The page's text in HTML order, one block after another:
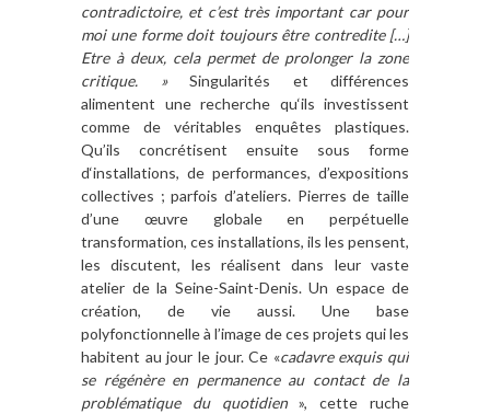
contradictoire, et c’est très important car pour
moi une forme doit toujours être contredite […]
Etre à deux, cela permet de prolonger la zone
critique. » Singularités et différences
alimentent une recherche qu‘ils investissent
comme de véritables enquêtes plastiques.
Qu’ils concrétisent ensuite sous forme
d‘installations, de performances, d’expositions
collectives ; parfois d’ateliers. Pierres de taille
d’une œuvre globale en perpétuelle
transformation, ces installations, ils les pensent,
les discutent, les réalisent dans leur vaste
atelier de la Seine-Saint-Denis. Un espace de
création, de vie aussi. Une base
polyfonctionnelle à l’image de ces projets qui les
habitent au jour le jour. Ce «cadavre exquis qui
se régénère en permanence au contact de la
problématique du quotidien», cette ruche